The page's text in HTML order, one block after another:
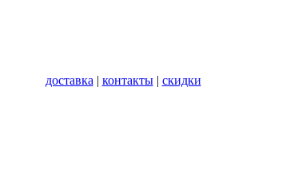
доставка | контакты| скидки